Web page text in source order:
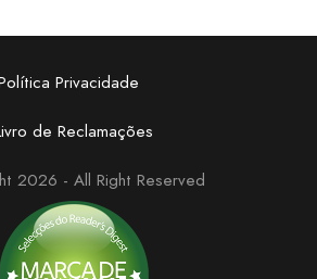
Privacidade
de Reclamações
2026 - All Right Reserved